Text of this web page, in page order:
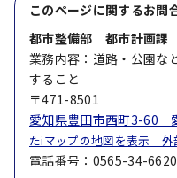
このページに関するお問
都市整備部 都市計画課
業務内容：道路・公園な
すること
〒471-8501
愛知県豊田市西町3-60
たiマップの地図を表示 外
電話番号：0565-34-